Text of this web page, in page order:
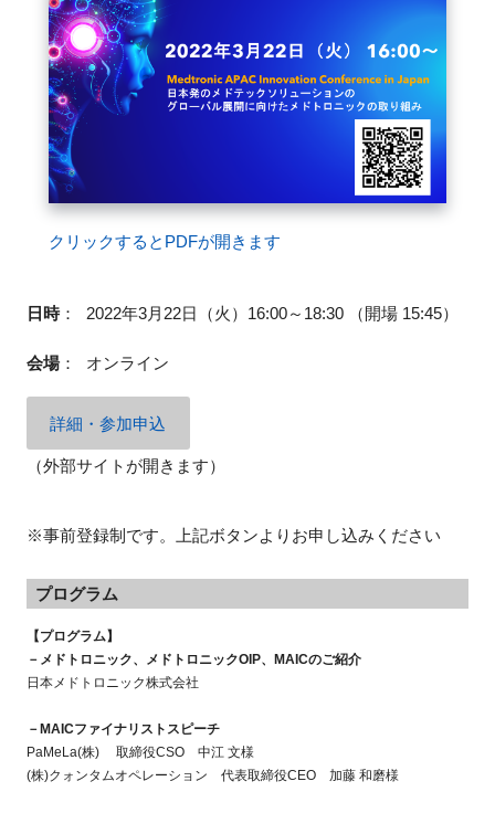
クリックするとPDFが開きます
日時： 2022年3月22日（火）16:00～18:30 （開場 15:45）
会場： オンライン
詳細・参加申込
（外部サイトが開きます）
※事前登録制です。上記ボタンよりお申し込みください
プログラム
【プログラム】
－メドトロニック、メドトロニックOIP、 MAICのご紹介
日本メドトロニック株式会社
－ MAICファイナリストスピーチ
PaMeLa(株) 取締役CSO 中江 文様
(株)クォンタムオペレーション 代表取締役CEO 加藤 和磨様